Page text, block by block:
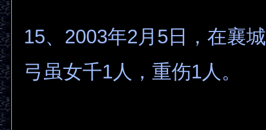
15、2003年2月5日，在襄
弓虽女千1人，重伤1人。